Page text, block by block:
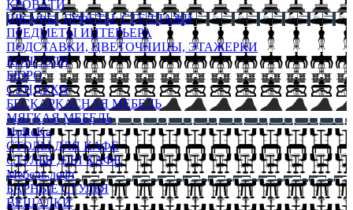
КРОВАТИ
ШКАФЫ, БУФЕТЫ, СТЕЛЛАЖИ
ПРЕДМЕТЫ ИНТЕРЬЕРА
ПОДСТАВКИ, ЦВЕТОЧНИЦЫ, ЭТАЖЕРКИ
КОНСОЛИ
БЮРО
СУНДУКИ
БЕСКАРКАСНАЯ МЕБЕЛЬ
МЯГКАЯ МЕБЕЛЬ
HoReKa
СТОЛЫ ДЛЯ КАФЕ
СТУЛЬЯ ДЛЯ КАФЕ
Мебель лофт
БАРНЫЕ СТУЛЬЯ
ВЕШАЛКИ